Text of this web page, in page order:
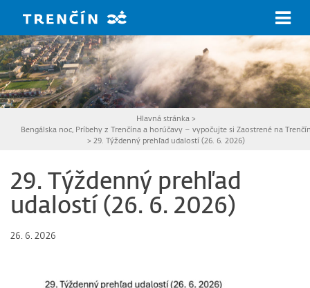
Hlavná stránka >
Bengálska noc, Príbehy z Trenčína a horúčavy – vypočujte si Zaostrené na
> 29. Týždenný prehľad udalostí (26. 6. 2026)
29. Týždenný prehľad
udalostí (26. 6. 2026)
26. 6. 2026